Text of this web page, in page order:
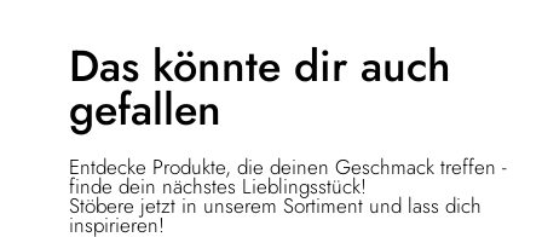
Das könnte dir auch
gefallen
Entdecke Produkte, die deinen Geschmack treffen -
finde dein nächstes Lieblingsstück!
Stöbere jetzt in unserem Sortiment und lass dich
inspirieren!